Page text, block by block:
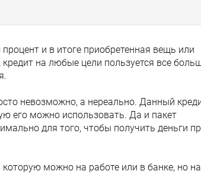
и в итоге приобретенная вещь или
на любые цели пользуется все
невозможно, а нереально. Данный
его можно использовать. Да и пакет
для того, чтобы получить деньги
можно на работе или в банке, но на